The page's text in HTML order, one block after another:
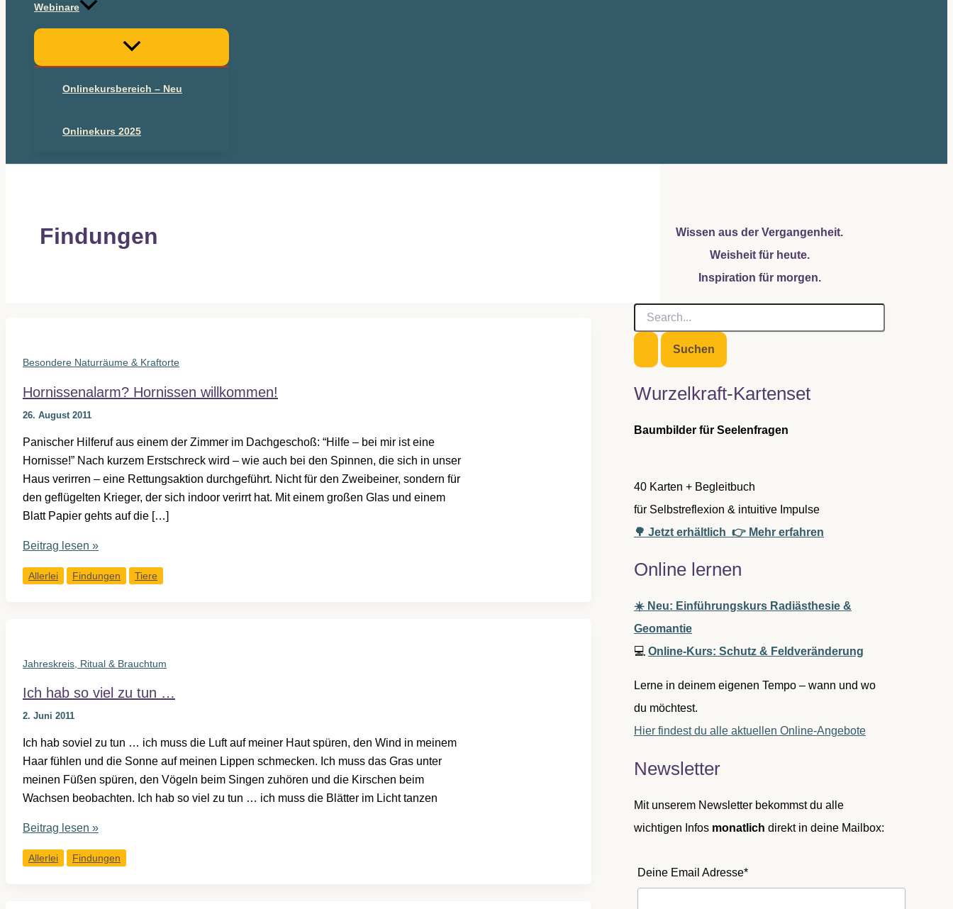
Webinare
Onlinekursbereich – Neu
Onlinekurs 2025
Findungen
Besondere Naturräume & Kraftorte
Hornissenalarm? Hornissen willkommen!
26. August 2011
Panischer Hilferuf aus einem der Zimmer im Dachgeschoß: “Hilfe – bei mir ist eine
Hornisse!” Nach kurzem Erstschreck wird – wie auch bei den Spinnen, die sich in unser
Haus verirren – eine Rettungsaktion durchgeführt. Nicht für den Zweibeiner, sondern für
den geflügelten Krieger, der sich indoor verirrt hat. Mit einem großen Glas und einem
Blatt Papier gehts auf die […]
Hornissenalarm?
willkommen!
Beitrag lesen »
Allerlei Findungen Tiere
Jahreskreis, Ritual & Brauchtum
Ich hab so viel zu tun …
2. Juni 2011
Ich hab soviel zu tun … ich muss die Luft auf meiner Haut spüren, den Wind in meinem
Haar fühlen und die Sonne auf meinen Lippen schmecken. Ich muss das Gras unter
meinen Füßen spüren, den Vögeln beim Singen zuhören und die Kirschen beim
Wachsen beobachten. Ich hab so viel zu tun … ich muss die Blätter im Licht tanzen
Ich
so
Beitrag lesen »
Allerlei Findungen
Wissen aus der Vergangenheit.
Weisheit für heute.
Inspiration für morgen.
S
c
e
n
c
h
Wurzelkraft-Kartenset
Baumbilder für Seelenfragen
40 Karten + Begleitbuch
für Selbstreflexion & intuitive Impulse
🌳 Jetzt erhältlich 👉 Mehr erfahren
Online lernen
☀️ Neu: Einführungskurs Radiästhesie &
Geomantie
💻 Online-Kurs: Schutz & Feldveränderung
Lerne in deinem eigenen Tempo – wann und wo
du möchtest.
Hier findest du alle aktuellen Online-Angebote
Newsletter
Mit unserem Newsletter bekommst du alle
wichtigen Infos monatlich direkt in deine Mailbox:
Deine Email Adresse*